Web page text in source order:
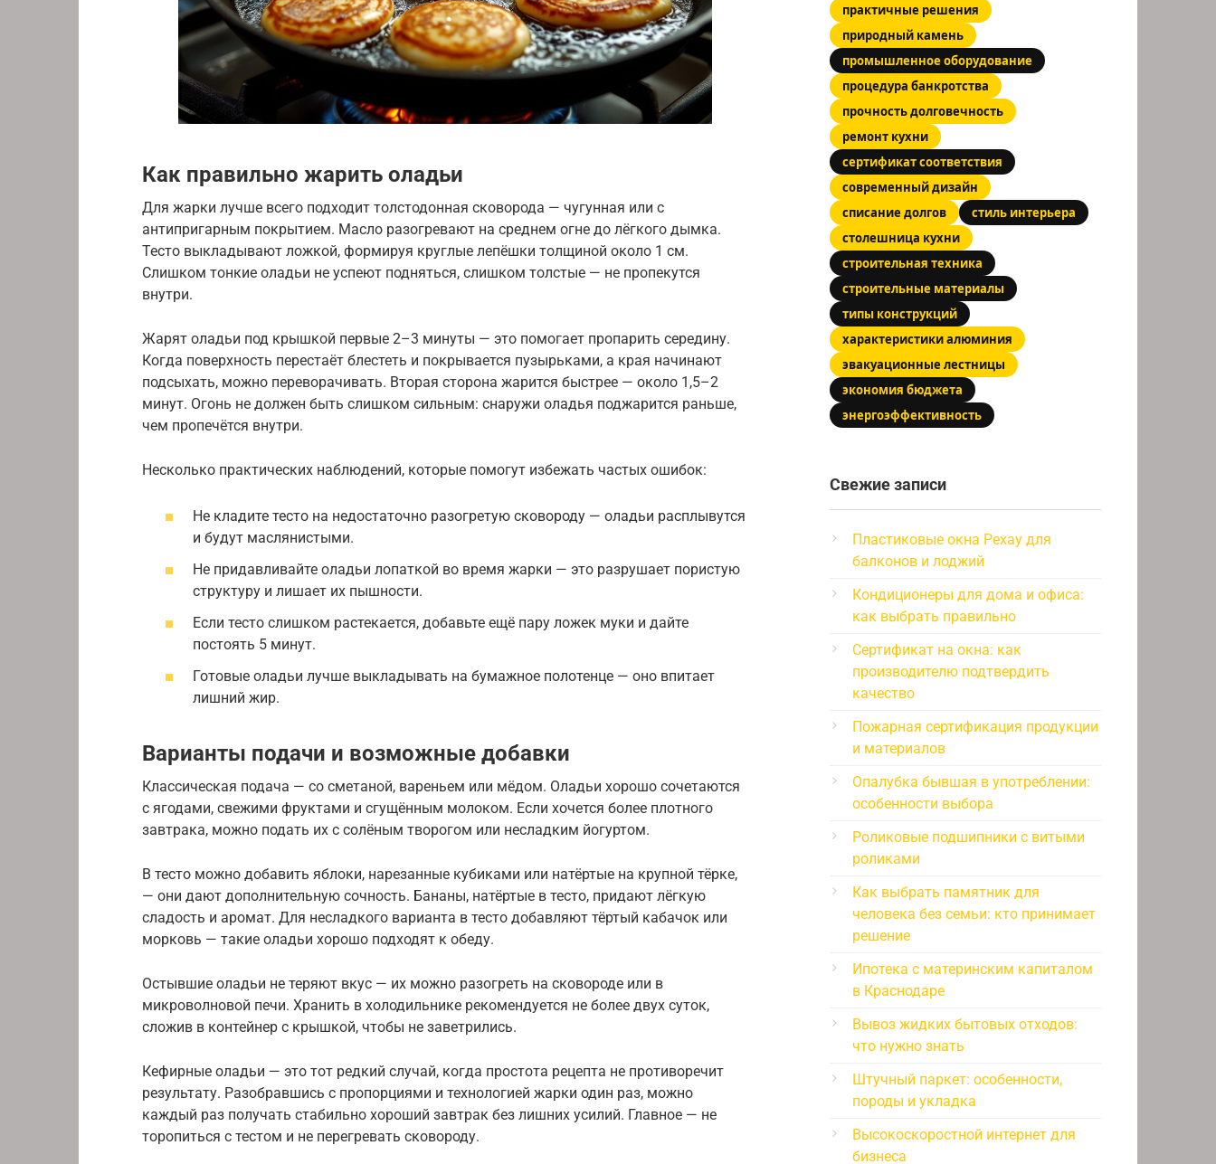
Как правильно жарить оладьи
Для жарки лучше всего подходит толстодонная сковорода — чугунная или с
антипригарным покрытием. Масло разогревают на среднем огне до лёгкого дымка.
Тесто выкладывают ложкой, формируя круглые лепёшки толщиной около 1 см.
Слишком тонкие оладьи не успеют подняться, слишком толстые — не пропекутся
внутри.
Жарят оладьи под крышкой первые 2–3 минуты — это помогает пропарить середину.
Когда поверхность перестаёт блестеть и покрывается пузырьками, а края начинают
подсыхать, можно переворачивать. Вторая сторона жарится быстрее — около 1,5–2
минут. Огонь не должен быть слишком сильным: снаружи оладья поджарится раньше,
чем пропечётся внутри.
Несколько практических наблюдений, которые помогут избежать частых ошибок:
Не кладите тесто на недостаточно разогретую сковороду — оладьи расплывутся
и будут маслянистыми.
Не придавливайте оладьи лопаткой во время жарки — это разрушает пористую
структуру и лишает их пышности.
Если тесто слишком растекается, добавьте ещё пару ложек муки и дайте
постоять 5 минут.
Готовые оладьи лучше выкладывать на бумажное полотенце — оно впитает
лишний жир.
Варианты подачи и возможные добавки
Классическая подача — со сметаной, вареньем или мёдом. Оладьи хорошо сочетаются
с ягодами, свежими фруктами и сгущённым молоком. Если хочется более плотного
завтрака, можно подать их с солёным творогом или несладким йогуртом.
В тесто можно добавить яблоки, нарезанные кубиками или натёртые на крупной тёрке,
— они дают дополнительную сочность. Бананы, натёртые в тесто, придают лёгкую
сладость и аромат. Для несладкого варианта в тесто добавляют тёртый кабачок или
морковь — такие оладьи хорошо подходят к обеду.
Остывшие оладьи не теряют вкус — их можно разогреть на сковороде или в
микроволновой печи. Хранить в холодильнике рекомендуется не более двух суток,
сложив в контейнер с крышкой, чтобы не заветрились.
Кефирные оладьи — это тот редкий случай, когда простота рецепта не противоречит
результату. Разобравшись с пропорциями и технологией жарки один раз, можно
каждый раз получать стабильно хороший завтрак без лишних усилий. Главное — не
торопиться с тестом и не перегревать сковороду.
практичные решения
природный камень
промышленное оборудование
процедура банкротства
прочность долговечность
ремонт кухни
сертификат соответствия
современный дизайн
списание долгов
стиль интерьера
столешница кухни
строительная техника
строительные материалы
типы конструкций
характеристики алюминия
эвакуационные лестницы
экономия бюджета
энергоэффективность
Свежие записи
Пластиковые окна Рехау для
балконов и лоджий
Кондиционеры для дома и офиса:
как выбрать правильно
Сертификат на окна: как
производителю подтвердить
качество
Пожарная сертификация продукции
и материалов
Опалубка бывшая в употреблении:
особенности выбора
Роликовые подшипники с витыми
роликами
Как выбрать памятник для
человека без семьи: кто принимает
решение
Ипотека с материнским капиталом
в Краснодаре
Вывоз жидких бытовых отходов:
что нужно знать
Штучный паркет: особенности,
породы и укладка
Высокоскоростной интернет для
бизнеса